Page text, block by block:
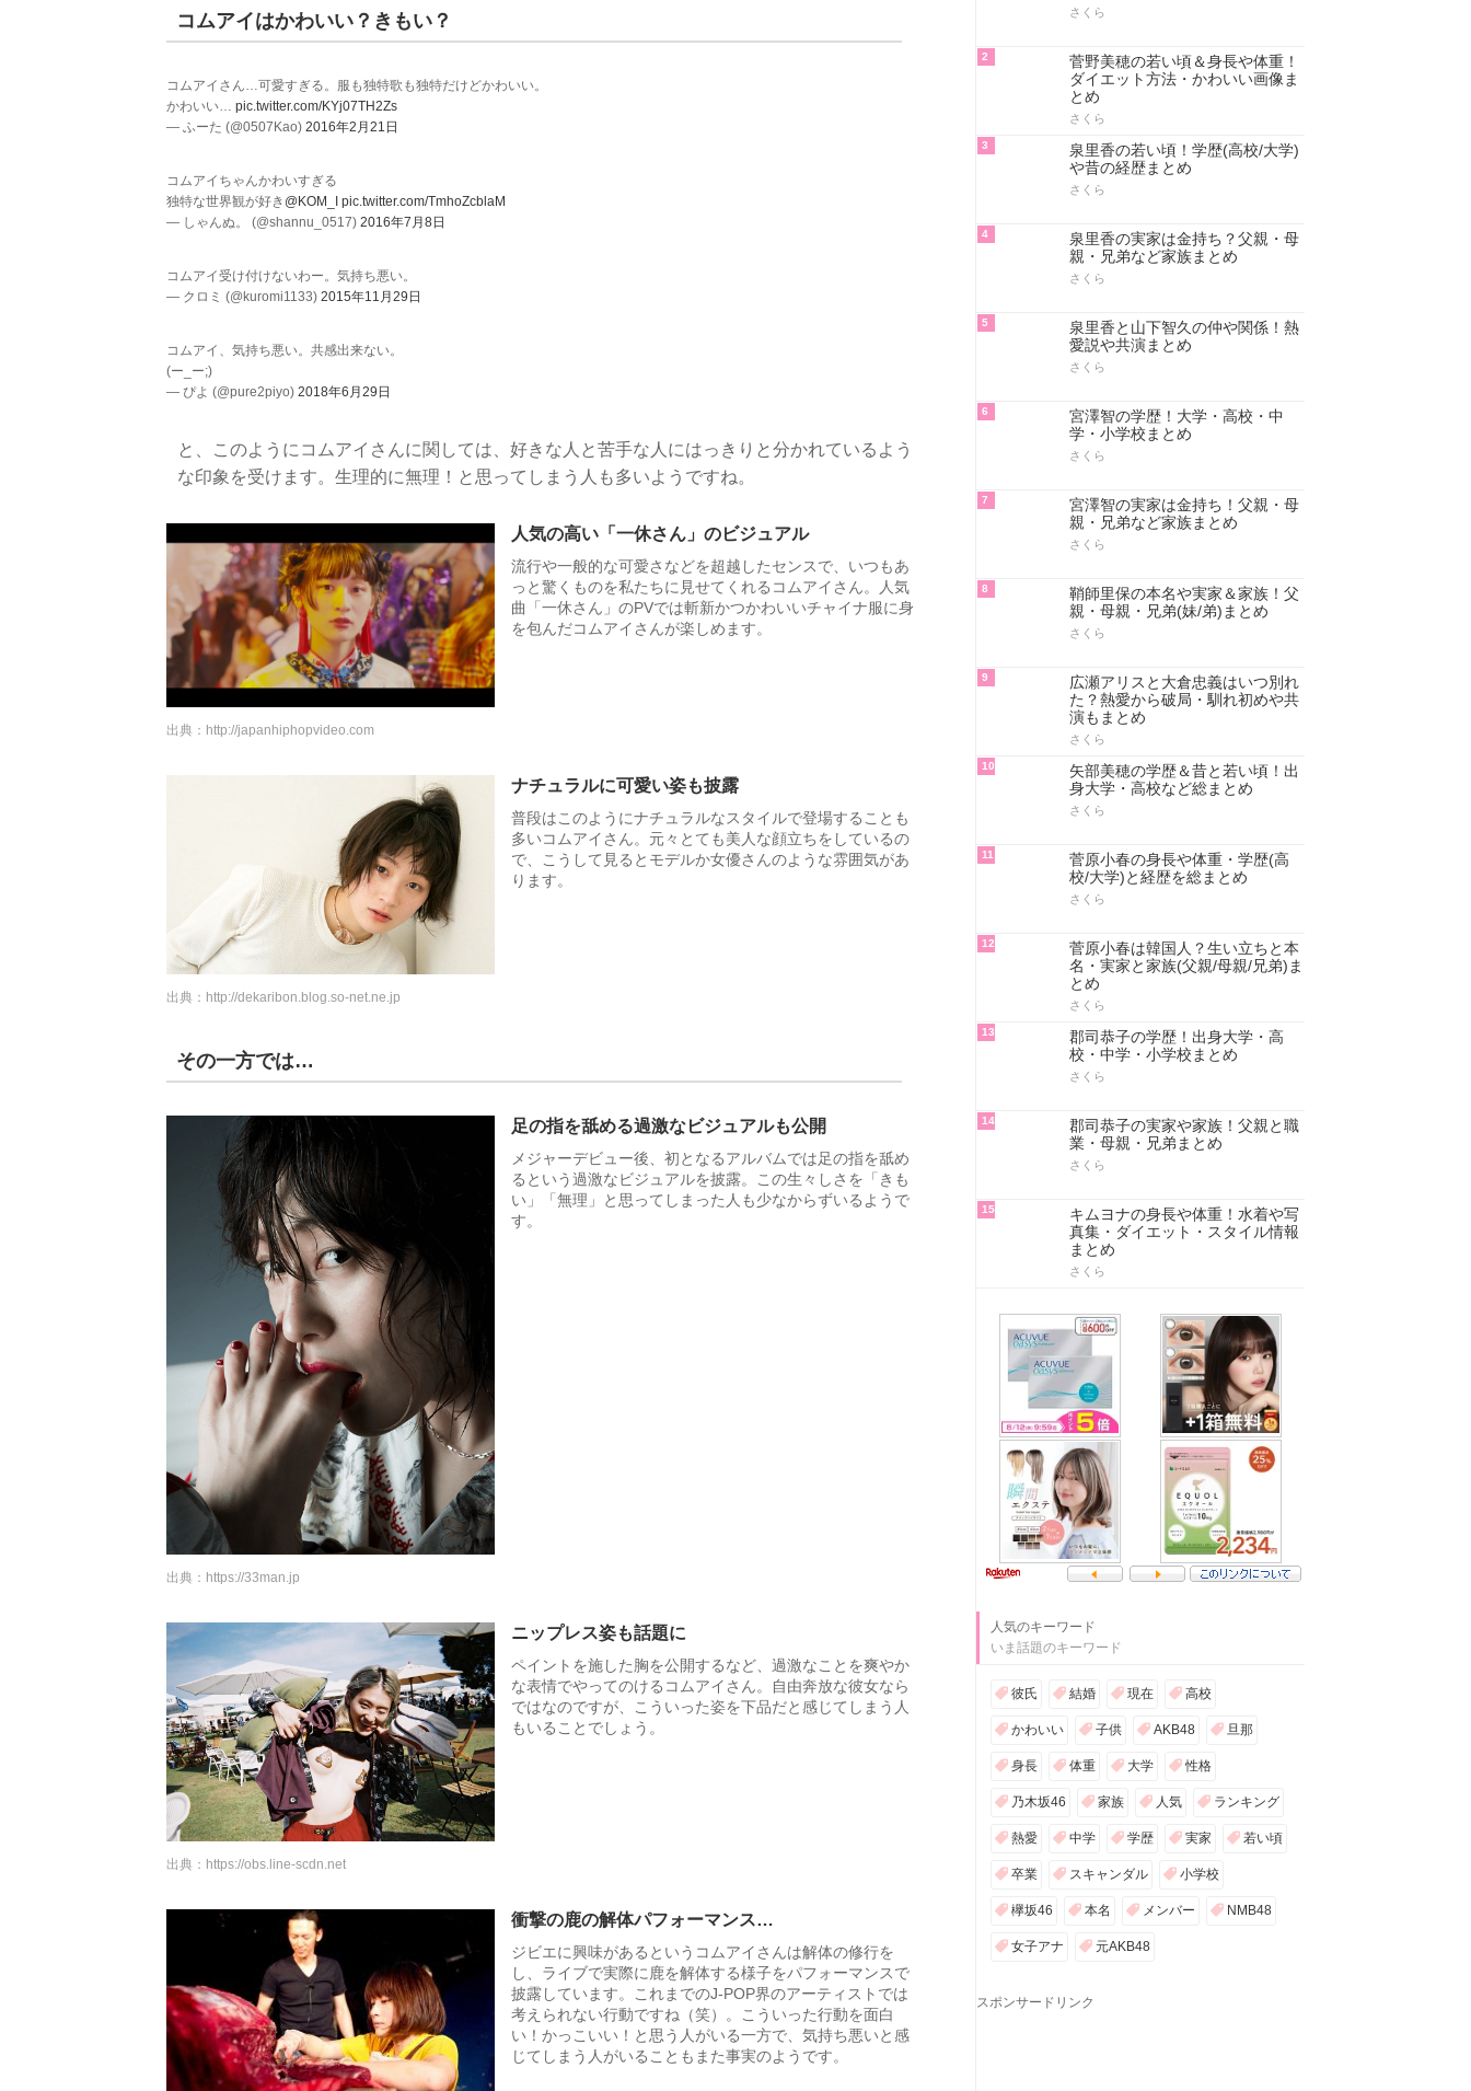
コムアイはかわいい？きもい？
コムアイさん…可愛すぎる。服も独特歌も独特だけどかわいい。
かわいい… pic.twitter.com/KYj07TH2Zs
— ふーた (@0507Kao) 2016年2月21日
コムアイちゃんかわいすぎる
独特な世界観が好き @KOM_I pic.twitter.com/TmhoZcblaM
— しゃんぬ。 (@shannu_0517) 2016年7月8日
コムアイ受け付けないわー。気持ち悪い。
— クロミ (@kuromi1133) 2015年11月29日
コムアイ、気持ち悪い。共感出来ない。
(ー_ー;)
— ぴよ (@pure2piyo) 2018年6月29日
と、このようにコムアイさんに関しては、好きな人と苦手な人にはっきりと分かれているよう
な印象を受けます。生理的に無理！と思ってしまう人も多いようですね。
人気の高い「一休さん」のビジュアル
流行や一般的な可愛さなどを超越したセンスで、いつもあ
っと驚くものを私たちに見せてくれるコムアイさん。人気
曲「一休さん」のPVでは斬新かつかわいいチャイナ服に身
を包んだコムアイさんが楽しめます。
出典： http://japanhiphopvideo.com
ナチュラルに可愛い姿も披露
普段はこのようにナチュラルなスタイルで登場することも
多いコムアイさん。元々とても美人な顔立ちをしているの
で、こうして見るとモデルか女優さんのような雰囲気があ
ります。
出典： http://dekaribon.blog.so-net.ne.jp
その一方では…
足の指を舐める過激なビジュアルも公開
メジャーデビュー後、初となるアルバムでは足の指を舐め
るという過激なビジュアルを披露。この生々しさを「きも
い」「無理」と思ってしまった人も少なからずいるようで
す。
出典： https://33man.jp
ニップレス姿も話題に
ペイントを施した胸を公開するなど、過激なことを爽やか
な表情でやってのけるコムアイさん。自由奔放な彼女なら
ではなのですが、こういった姿を下品だと感じてしまう人
もいることでしょう。
出典： https://obs.line-scdn.net
衝撃の鹿の解体パフォーマンス…
ジビエに興味があるというコムアイさんは解体の修行を
し、ライブで実際に鹿を解体する様子をパフォーマンスで
披露しています。これまでのJ-POP界のアーティストでは
考えられない行動ですね（笑）。こういった行動を面白
い！かっこいい！と思う人がいる一方で、気持ち悪いと感
じてしまう人がいることもまた事実のようです。
さくら
2
菅野美穂の若い頃＆身長や体重！
ダイエット方法・かわいい画像ま
とめ
さくら
3
泉里香の若い頃！学歴(高校/大学)
や昔の経歴まとめ
さくら
4
泉里香の実家は金持ち？父親・母
親・兄弟など家族まとめ
さくら
5
泉里香と山下智久の仲や関係！熱
愛説や共演まとめ
さくら
6
宮澤智の学歴！大学・高校・中
学・小学校まとめ
さくら
7
宮澤智の実家は金持ち！父親・母
親・兄弟など家族まとめ
さくら
8
鞘師里保の本名や実家＆家族！父
親・母親・兄弟(妹/弟)まとめ
さくら
9
広瀬アリスと大倉忠義はいつ別れ
た？熱愛から破局・馴れ初めや共
演もまとめ
さくら
10
矢部美穂の学歴＆昔と若い頃！出
身大学・高校など総まとめ
さくら
11
菅原小春の身長や体重・学歴(高
校/大学)と経歴を総まとめ
さくら
12
菅原小春は韓国人？生い立ちと本
名・実家と家族(父親/母親/兄弟)ま
とめ
さくら
13
郡司恭子の学歴！出身大学・高
校・中学・小学校まとめ
さくら
14
郡司恭子の実家や家族！父親と職
業・母親・兄弟まとめ
さくら
15
キムヨナの身長や体重！水着や写
真集・ダイエット・スタイル情報
まとめ
さくら
人気のキーワード
いま話題のキーワード
彼氏 結婚 現在 高校
かわいい 子供 AKB48 旦那
身長 体重 大学 性格
乃木坂46 家族 人気 ランキング
熱愛 中学 学歴 実家 若い頃
卒業 スキャンダル 小学校
欅坂46 本名 メンバー NMB48
女子アナ 元AKB48
スポンサードリンク